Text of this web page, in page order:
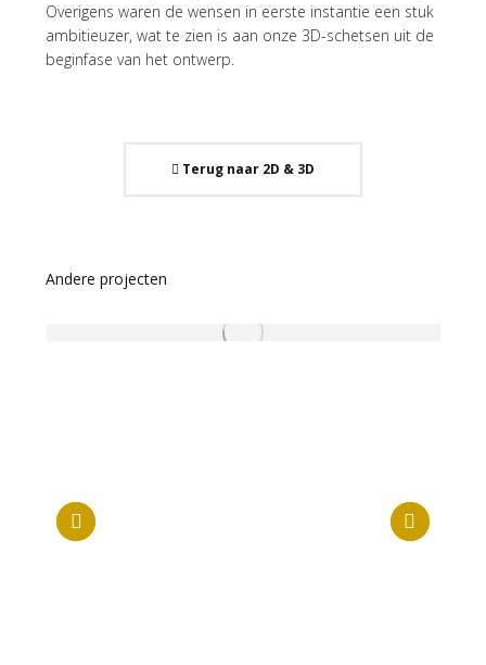
Overigens waren de wensen in eerste instantie een stuk
ambitieuzer, wat te zien is aan onze 3D-schetsen uit de
beginfase van het ontwerp.
Terug naar 2D & 3D
Andere projecten